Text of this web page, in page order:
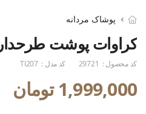
پوشاک مردانه
کراوات پوشت طرحدار
کد محصول : 29721 کد مدل : TI207
1,999,000 تومان